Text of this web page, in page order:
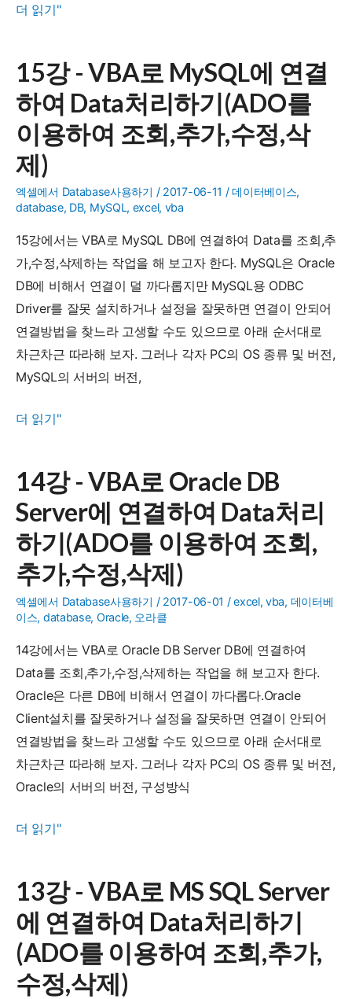
이
여
조
회,
추
가,
수
정,
삭
제)
16
VBA
로
MariaDB
에
연
결
하
여
Data
처
리
하
기
(ADO
이
여
조
회,
추
가,
수
정,
삭
제)
더 읽기"
15강 - VBA로 MySQL에 연결
하여 Data처리하기(ADO를
이용하여 조회,추가,수정,삭
제)
엑셀에서 Database사용하기 / 2017-06-11 /데이터베이스,
database, DB, MySQL, excel, vba
15강에서는 VBA로 MySQL DB에 연결하여 Data를 조회,추
가,수정,삭제하는 작업을 해 보고자 한다. MySQL은 Oracle
DB에 비해서 연결이 덜 까다롭지만 MySQL용 ODBC
Driver를 잘못 설치하거나 설정을 잘못하면 연결이 안되어
연결방법을 찾느라 고생할 수도 있으므로 아래 순서대로
차근차근 따라해 보자. 그러나 각자 PC의 OS 종류 및 버전,
MySQL의 서버의 버전,
15
VBA
로
MySQL
에
연
결
하
여
Data
처
리
하
기
(ADO
이
여
조
회,
추
가,
더 읽기"
14강 - VBA로 Oracle DB
Server에 연결하여 Data처리
하기(ADO를 이용하여 조회,
추가,수정,삭제)
엑셀에서 Database사용하기 / 2017-06-01 /excel,vba, 데이터베
이스, database, Oracle, 오라클
14강에서는 VBA로 Oracle DB Server DB에 연결하여
Data를 조회,추가,수정,삭제하는 작업을 해 보고자 한다.
Oracle은 다른 DB에 비해서 연결이 까다롭다.Oracle
Client설치를 잘못하거나 설정을 잘못하면 연결이 안되어
연결방법을 찾느라 고생할 수도 있으므로 아래 순서대로
차근차근 따라해 보자. 그러나 각자 PC의 OS 종류 및 버전,
Oracle의 서버의 버전, 구성방식
14
VBA
로
Oracle
DB
Server
더 읽기"
13강 - VBA로 MS SQL Server
에 연결하여 Data처리하기
(ADO를 이용하여 조회,추가,
수정,삭제)